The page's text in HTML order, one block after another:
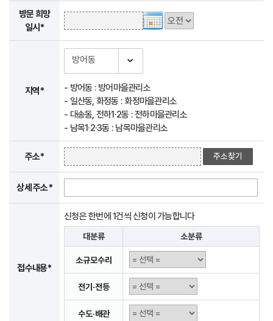
방문 희망
일시*
지역*
- 방어동 : 방어마을관리소
- 일산동, 화정동 : 화정마을관리소
- 대송동, 전하1·2동 : 전하마을관리소
- 남목1·2·3동 : 남목마을관리소
주소*
상세 주소*
접수내용*
신청은 한번에 1건씩 신청이 가능합니다
대분류 소분류
소규모수리
전기·전등
수도·배관